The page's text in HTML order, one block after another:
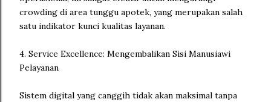
crowding di area tunggu apotek, yang merupakan salah
satu indikator kunci kualitas layanan.
4. Service Excellence: Mengembalikan Sisi Manusiawi
Pelayanan
Sistem digital yang canggih tidak akan maksimal tanpa